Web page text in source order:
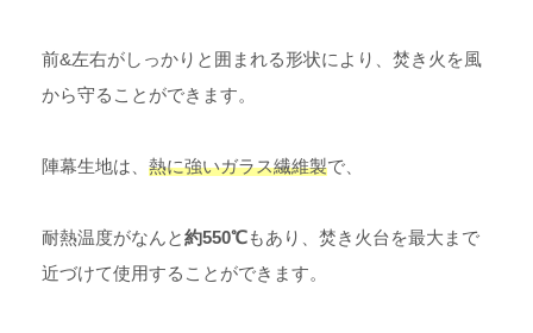
前&左右がしっかりと囲まれる形状により、焚き火を風
から守ることができます。
陣幕生地は、 熱に強いガラス繊維製で、
耐熱温度がなんと約550℃もあり、焚き火台を最大まで
近づけて使用することができます。